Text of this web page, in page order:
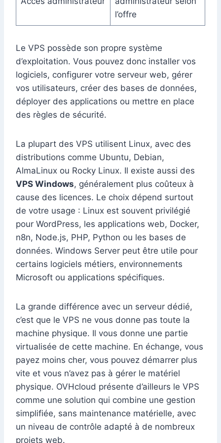
l’offre
Le VPS possède son propre système
d’exploitation. Vous pouvez donc installer vos
logiciels, configurer votre serveur web, gérer
vos utilisateurs, créer des bases de données,
déployer des applications ou mettre en place
des règles de sécurité.
La plupart des VPS utilisent Linux, avec des
distributions comme Ubuntu, Debian,
AlmaLinux ou Rocky Linux. Il existe aussi des
VPS Windows, généralement plus coûteux à
cause des licences. Le choix dépend surtout
de votre usage : Linux est souvent privilégié
pour WordPress, les applications web, Docker,
n8n, Node.js, PHP, Python ou les bases de
données. Windows Server peut être utile pour
certains logiciels métiers, environnements
Microsoft ou applications spécifiques.
La grande différence avec un serveur dédié,
c’est que le VPS ne vous donne pas toute la
machine physique. Il vous donne une partie
virtualisée de cette machine. En échange, vous
payez moins cher, vous pouvez démarrer plus
vite et vous n’avez pas à gérer le matériel
physique. OVHcloud présente d’ailleurs le VPS
comme une solution qui combine une gestion
simplifiée, sans maintenance matérielle, avec
un niveau de contrôle adapté à de nombreux
projets web.